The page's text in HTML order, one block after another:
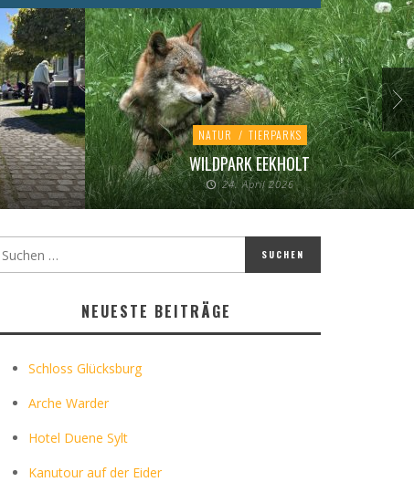
NATUR / TIERPARKS
WILDPARK EEKHOLT
24. April 2026
NEUESTE BEITRÄGE
Schloss Glücksburg
Arche Warder
Hotel Duene Sylt
Kanutour auf der Eider